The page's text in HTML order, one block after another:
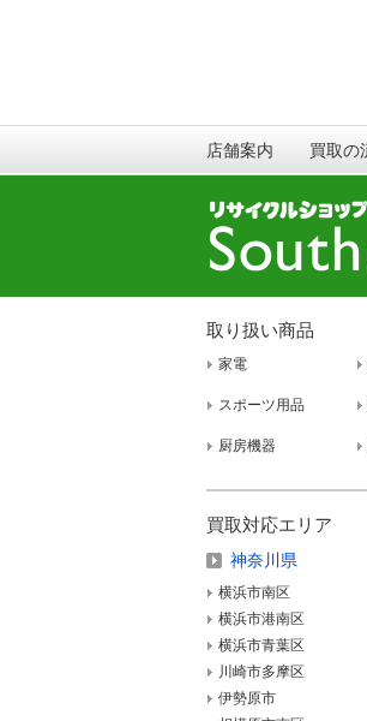
店舗案内 買取の
取り扱い商品
家電
スポーツ用品
厨房機器
買取対応エリア
神奈川県
横浜市南区
横浜市港南区
横浜市青葉区
川崎市多摩区
伊勢原市